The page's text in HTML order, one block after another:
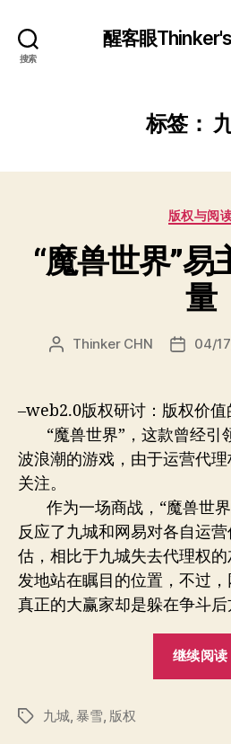
搜索
醒客眼
标签：
分
版权与阅
“魔兽世界”易
量
文
者
Thinker CHN
发
期
04/
–web2.0版权研讨：版权价值
“魔兽世界”，这款曾经引
波浪潮的游戏，由于运营代
关注。
作为一场商战，“魔兽世界
反应了九城和网易对各自运
估，相比于九城失去代理权
发地站在瞩目的位置，不过，
真正的大赢家却是躲在争斗后
继续阅读
标
九城, 暴雪 版权